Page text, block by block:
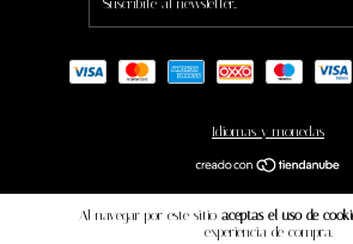
Al navegar por este sitio aceptas el uso de
experiencia de compra.
Idiomas y monedas